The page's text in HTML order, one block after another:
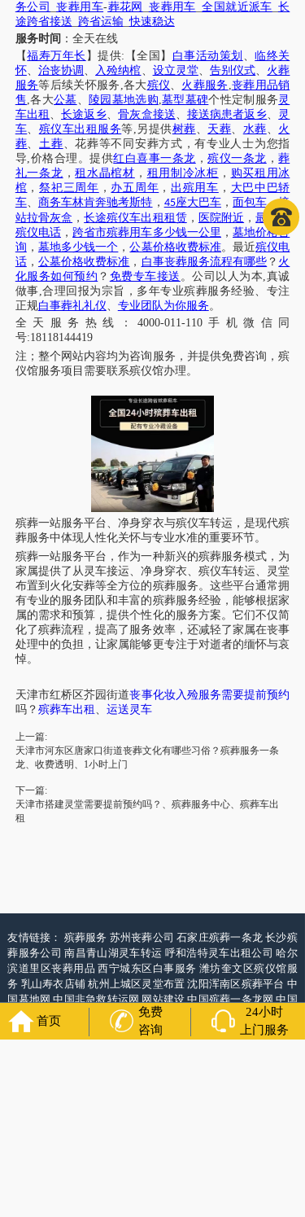
务公司
_丧葬用车-葬花网 丧葬用车 全国就近派车 长
途跨省接送 跨省运输_快速稳达
服务时间 ：全天在线
【福寿万年长 】提供:【全国】 白事活动策划 、临终关
怀、 治丧协调 、 入殓纳棺、 设立灵堂、 告别仪式、 火葬
服务等后续关怀服务 ,各大殡仪、 火葬服务 ,丧葬用品销
售,各大公墓、 陵园墓地选购,墓型墓碑个性定制服务 灵
车出租 、长途返乡、骨灰盒接送、 接送病患者返乡、
灵
车、 殡仪车出租服务等,另提供树葬、 天葬、 水葬、 火
葬、土葬、花葬等不同安葬方式，有专业人士为您指
导,价格合理。提供红白喜事一条龙 ，殡仪一条龙 ，葬
礼一条龙 ，租水晶棺材 ， 租用制冷冰柜 ， 购买租用冰
棺 ，祭祀三周年 ， 办五周年 ， 出殡用车 ， 大巴中巴轿
车、 商务车林肯奔驰考斯特 ， 45座大巴车， 面包车，接
站拉骨灰盒 ，长途殡仪车出租租赁， 医院附近 ，最近的
殡仪电话 ，跨省市殡葬用车多少钱一公里 ，墓地价格咨
询 ， 墓地多少钱一个 ，公墓价格收费标准。最近殡仪电
话， 公墓价格收费标准 ， 白事丧葬服务流程有哪些 ？ 火
化服务如何预约 ？ 免费专车接送 。公司以人为本,真诚
做事,合理回报为宗旨，多年专业殡葬服务经验、专注
正规白事葬礼礼仪、 专业团队为你服务。
全天服务热线
： 4000-011-110手机微信同
号:18118144419
注； 整个网站内容均为咨询服务，并提供免费咨询，殡
仪馆服务项目需要联系殡仪馆办理。
殡葬一站服务平台、净身穿衣与殡仪车转运 ，是现代殡
葬服务中体现人性化关怀与专业水准的重要环节。
殡葬一站服务平台，作为一种新兴的殡葬服务模式，为
家属提供了从 灵车接运、净身穿衣、 殡仪车转运 、灵堂
布置到火化安葬等全方位的殡葬服务。这些平台通常拥
有专业的服务团队和丰富的殡葬服务经验，能够根据家
属的需求和预算，提供个性化的服务方案。它们不仅简
化了殡葬流程，提高了服务效率，还减轻了家属在丧事
处理中的负担，让家属能够更专注于对逝者的缅怀与哀
悼。
天津市红桥区芥园街道丧事化妆入殓服务需要提前预约
吗？ 殡葬车出租 运送 灵车
上一篇:
天津市河东区唐家口街道丧葬文化有哪些习俗？殡葬服务一条
龙、收费透明、1小时上门
下一篇:
天津市搭建灵堂需要提前预约吗？、殡葬服务中心、殡葬车出
租
友情链接： 殡葬服务 苏州丧葬公司石家庄殡葬一条龙长沙殡
葬服务公司南昌青山湖灵车转运 呼和浩特灵车出租公司哈尔
滨道里区丧葬用品西宁城东区白事服务潍坊奎文区殡仪馆服
务 乳山寿衣店铺杭州上城区灵堂布置沈阳浑南区殡葬平台 中
国墓地网中国非急救转运网 网站建设中国殡葬一条龙网中国
救护车网葬花店 葬花服务网
首页
免费
咨询
24小时
上门服务